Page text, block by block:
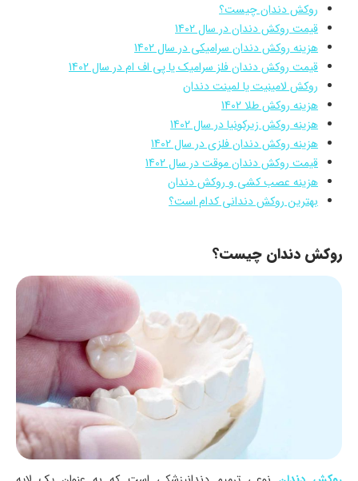
روکش دندان چیست؟
قیمت روکش دندان در سال 1402
هزینه روکش دندان سرامیکی در سال 1402
قیمت روکش دندان فلز سرامیک یا پی اف ام در سال 1402
روکش لامینیت یا لمینت دندان
هزینه روکش طلا 1402
هزینه روکش زیرکونیا در سال 1402
هزینه روکش دندان فلزی در سال 1402
قیمت روکش دندان موقت در سال 1402
هزینه عصب کشی و روکش دندان
بهترین روکش دندانی کدام است؟
روکش دندان چیست؟